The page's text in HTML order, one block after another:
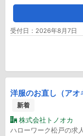
受付日：2026年8月7日
洋服のお直し（アオ
新着
株式会社トノオカ
ハローワーク松戸の求人